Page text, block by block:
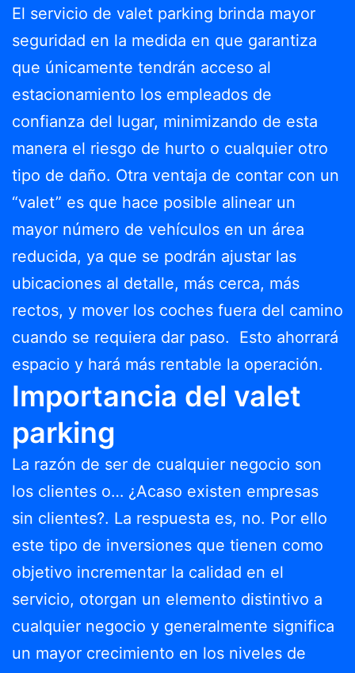
El servicio de valet parking brinda mayor
seguridad en la medida en que garantiza
que únicamente tendrán acceso al
estacionamiento los empleados de
confianza del lugar, minimizando de esta
manera el riesgo de hurto o cualquier otro
tipo de daño. Otra ventaja de contar con un
“valet” es que hace posible alinear un
mayor número de vehículos en un área
reducida, ya que se podrán ajustar las
ubicaciones al detalle, más cerca, más
rectos, y mover los coches fuera del camino
cuando se requiera dar paso. Esto ahorrará
espacio y hará más rentable la operación.
Importancia del valet
parking
La razón de ser de cualquier negocio son
los clientes o… ¿Acaso existen empresas
sin clientes?. La respuesta es, no. Por ello
este tipo de inversiones que tienen como
objetivo incrementar la calidad en el
servicio, otorgan un elemento distintivo a
cualquier negocio y generalmente significa
un mayor crecimiento en los niveles de